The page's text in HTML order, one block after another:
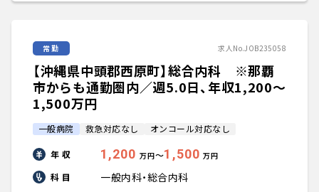
常勤 求人No.JOB235058
【沖縄県中頭郡西原町】総合内科 ※那覇
市からも通勤圏内／週5.0日、年収1,200〜
1,500万円
一般病院 救急対応なし オンコール対応なし
年 収 1,200 万円〜1,500 万円
科 目 一般内科・総合内科